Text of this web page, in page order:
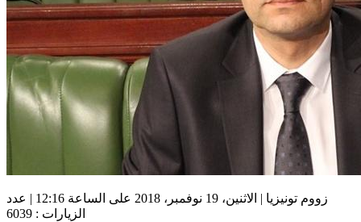
زووم تونيزيا | الاثنين، 19 نوفمبر، 2018 على الساعة 12:16 | عدد
الزيارات : 6039